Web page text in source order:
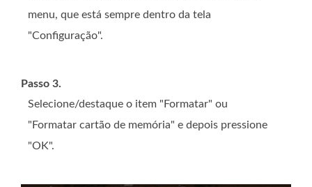
menu, que está sempre dentro da tela
"Configuração".
Passo 3.
Selecione/destaque o item "Formatar" ou
"Formatar cartão de memória" e depois pressione
"OK".